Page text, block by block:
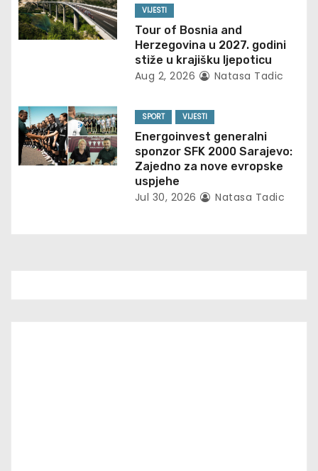
a
t
o
n
VIJESTI
Tour of Bosnia and
Herzegovina u 2027. godini
stiže u krajišku ljepoticu
Aug 2, 2026 Natasa Tadic
SPORT VIJESTI
Energoinvest generalni
sponzor SFK 2000 Sarajevo:
Zajedno za nove evropske
uspjehe
Jul 30, 2026 Natasa Tadic